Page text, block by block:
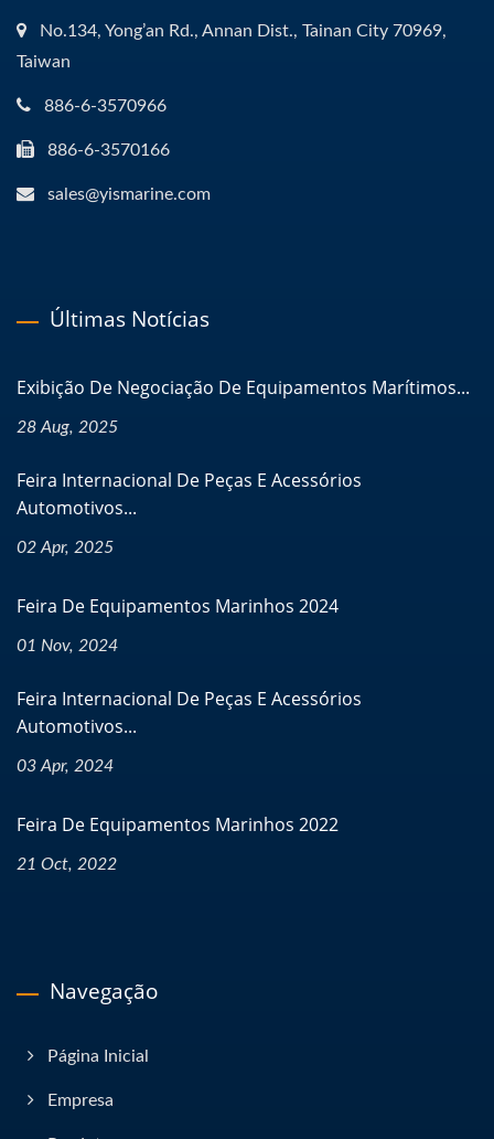
No.134, Yong’an Rd., Annan Dist., Tainan City 70969,
Taiwan
886-6-3570966
886-6-3570166
sales@yismarine.com
Últimas Notícias
Exibição De Negociação De Equipamentos Marítimos...
28 Aug, 2025
Feira Internacional De Peças E Acessórios
Automotivos...
02 Apr, 2025
Feira De Equipamentos Marinhos 2024
01 Nov, 2024
Feira Internacional De Peças E Acessórios
Automotivos...
03 Apr, 2024
Feira De Equipamentos Marinhos 2022
21 Oct, 2022
Navegação
Página Inicial
Empresa